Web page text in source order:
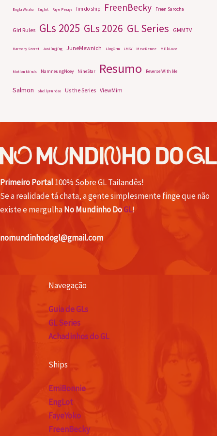
Engfa Waraha Englot Faye Peraya fim do ship FreenBecky Freen Sarocha
Girl Rules GLs 2025 GLs 2026 GL Series GMMTV
Harmony Secret JanJingjing JuneMewnich LingOrm LMSY MewRenee MilkLove
Motion Minds NamneungNoey NineStar Resumo Reverse With Me
Salmon ShellyPundao Us the Series ViewMim
Primeiro Portal100% Sobre GL Tailandês!
Se a realidade tá chata, a gente simplesmente finge que não
existe e mergulhaNo Mundinho DoGL!
nomundinhodogl@gmail.com
Navegação
Guia de GLs
GL Series
Achadinhos do GL
Ships
EmiBonnie
EngLot
FayeYoko
FreenBecky